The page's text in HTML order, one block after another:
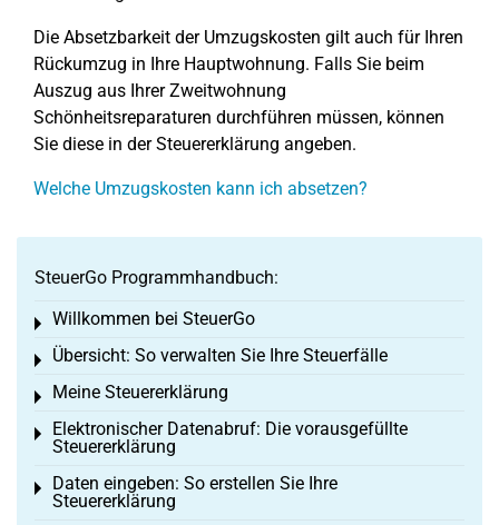
Die Absetzbarkeit der Umzugskosten gilt auch für Ihren
Rückumzug in Ihre Hauptwohnung. Falls Sie beim
Auszug aus Ihrer Zweitwohnung
Schönheitsreparaturen durchführen müssen, können
Sie diese in der Steuererklärung angeben.
Welche Umzugskosten kann ich absetzen?
SteuerGo Programmhandbuch:
Willkommen bei SteuerGo
Toggle menu
Übersicht: So verwalten Sie Ihre Steuerfälle
Toggle menu
Meine Steuererklärung
Toggle menu
Elektronischer Datenabruf: Die vorausgefüllte
Steuererklärung
Toggle menu
Daten eingeben: So erstellen Sie Ihre
Steuererklärung
Toggle menu